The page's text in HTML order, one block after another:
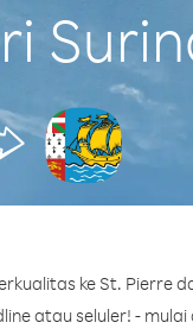
ke St. Pierre
atau seluler! -